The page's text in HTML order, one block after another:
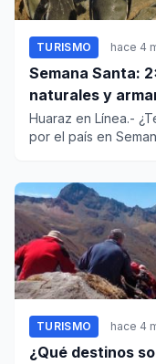
TURISMO hace 4
Semana Santa:
naturales y
del país
Huaraz en Línea.-
por el país en
TURISMO hace 4
¿Qué destinos